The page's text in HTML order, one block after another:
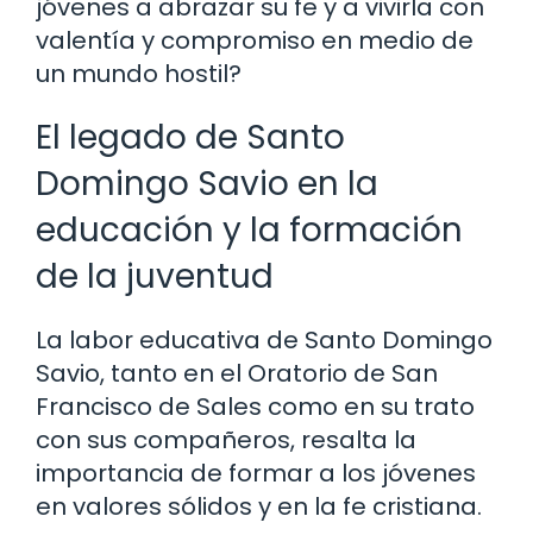
jóvenes a abrazar su fe y a vivirla con
valentía y compromiso en medio de
un mundo hostil?
El legado de Santo
Domingo Savio en la
educación y la formación
de la juventud
La labor educativa de Santo Domingo
Savio, tanto en el Oratorio de San
Francisco de Sales como en su trato
con sus compañeros, resalta la
importancia de formar a los jóvenes
en valores sólidos y en la fe cristiana.